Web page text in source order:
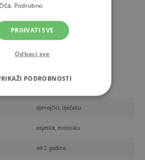
Igre i pomagala za vrtiće
Igre i igračke za djecu od 2
djevojčici, dječaku
osjetila, motoriku
od 2 godine
Podrobno
PRIHVATI SVE
Odbaci sve
PODROBNOSTI